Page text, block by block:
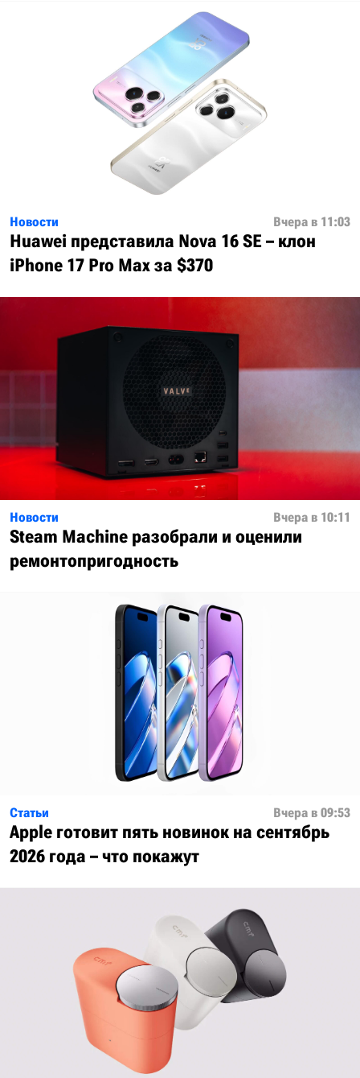
Новости Вчера в 11:03
Huawei представила Nova 16 SE – клон
iPhone 17 Pro Max за $370
Новости Вчера в 10:11
Steam Machine разобрали и оценили
ремонтопригодность
Статьи Вчера в 09:53
Apple готовит пять новинок на сентябрь
2026 года – что покажут